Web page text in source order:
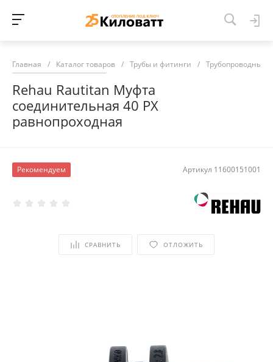
Главная / Каталог товаров / Трубы и фитинги / Трубопроводные
Rehau Rautitan Муфта
соединительная 40 PX
равнопроходная
Рекомендуем Артикул 11600151001
СРАВНИТЬ ОТЛОЖИТЬ